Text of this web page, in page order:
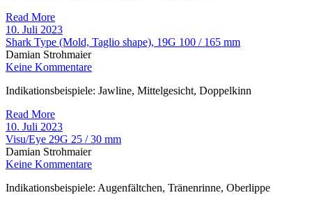
Read More
10. Juli 2023
Shark Type (Mold, Taglio shape), 19G 100 / 165 mm
Damian Strohmaier
Keine Kommentare
Indikationsbeispiele: Jawline, Mittelgesicht, Doppelkinn
Read More
10. Juli 2023
Visu/Eye 29G 25 / 30 mm
Damian Strohmaier
Keine Kommentare
Indikationsbeispiele: Augenfältchen, Tränenrinne, Oberlippe